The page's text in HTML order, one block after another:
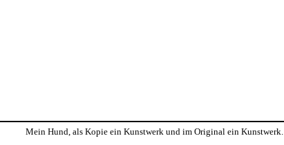
Mein Hund, als Kopie ein Kunstwerk und im Original ein Kunstwerk.